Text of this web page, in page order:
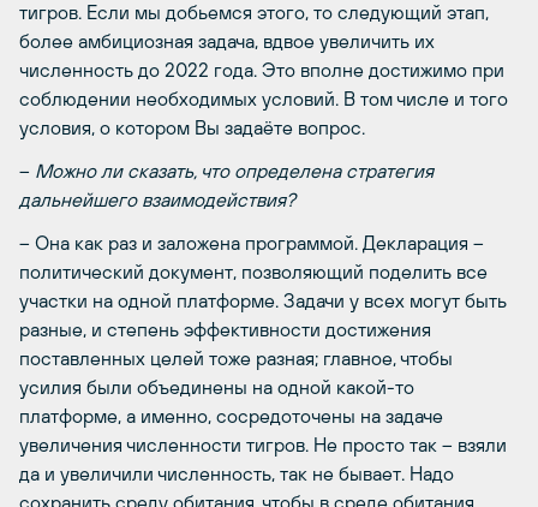
тигров. Если мы добьемся этого, то следующий этап,
более амбициозная задача, вдвое увеличить их
численность до 2022 года. Это вполне достижимо при
соблюдении необходимых условий. В том числе и того
условия, о котором Вы задаёте вопрос.
– Можно ли сказать, что определена стратегия
дальнейшего взаимодействия?
– Она как раз и заложена программой. Декларация –
политический документ, позволяющий поделить все
участки на одной платформе. Задачи у всех могут быть
разные, и степень эффективности достижения
поставленных целей тоже разная; главное, чтобы
усилия были объединены на одной какой-то
платформе, а именно, сосредоточены на задаче
увеличения численности тигров. Не просто так – взяли
да и увеличили численность, так не бывает. Надо
сохранить среду обитания, чтобы в среде обитания